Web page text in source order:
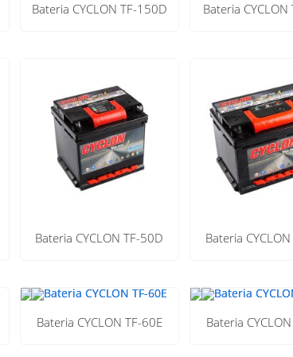
Bateria CYCLON TF-150D Bateria CYCLON
Bateria CYCLON TF-50D Bateria
Bateria CYCLON TF-60E Bateria